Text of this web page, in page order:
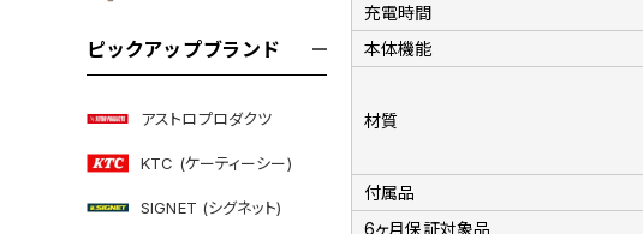
ピックアップブランド
アストロプロダクツ
KTC (ケーティーシー)
SIGNET (シグネット)
充電時間
本体機能
材質
付属品
6ヶ月保証対象品